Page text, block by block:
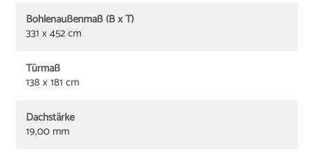
Bohlenaußenmaß (B x T)
331 x 452 cm
Türmaß
138 x 181 cm
Dachstärke
19,00 mm